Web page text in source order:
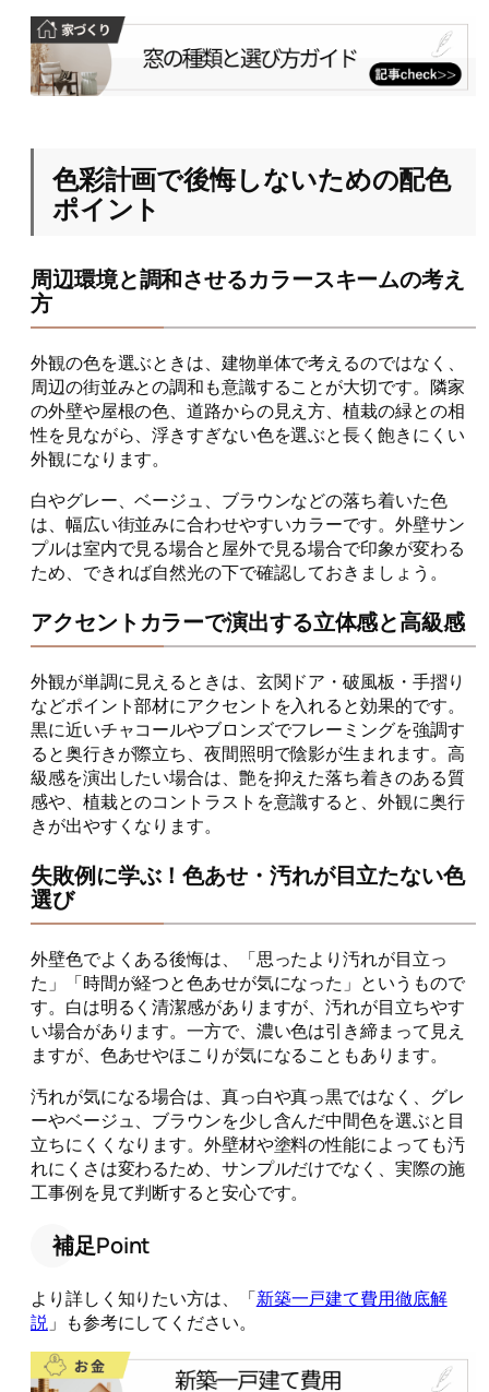
色彩計画で後悔しないための配色
ポイント
周辺環境と調和させるカラースキームの考え
方
外観の色を選ぶときは、建物単体で考えるのではなく、
周辺の街並みとの調和も意識することが大切です。隣家
の外壁や屋根の色、道路からの見え方、植栽の緑との相
性を見ながら、浮きすぎない色を選ぶと長く飽きにくい
外観になります。
白やグレー、ベージュ、ブラウンなどの落ち着いた色
は、幅広い街並みに合わせやすいカラーです。外壁サン
プルは室内で見る場合と屋外で見る場合で印象が変わる
ため、できれば自然光の下で確認しておきましょう。
アクセントカラーで演出する立体感と高級感
外観が単調に見えるときは、玄関ドア・破風板・手摺り
などポイント部材にアクセントを入れると効果的です。
黒に近いチャコールやブロンズでフレーミングを強調す
ると奥行きが際立ち、夜間照明で陰影が生まれます。高
級感を演出したい場合は、艶を抑えた落ち着きのある質
感や、植栽とのコントラストを意識すると、外観に奥行
きが出やすくなります。
失敗例に学ぶ！色あせ・汚れが目立たない色
選び
外壁色でよくある後悔は、「思ったより汚れが目立っ
た」「時間が経つと色あせが気になった」というもので
す。白は明るく清潔感がありますが、汚れが目立ちやす
い場合があります。一方で、濃い色は引き締まって見え
ますが、色あせやほこりが気になることもあります。
汚れが気になる場合は、真っ白や真っ黒ではなく、グレ
ーやベージュ、ブラウンを少し含んだ中間色を選ぶと目
立ちにくくなります。外壁材や塗料の性能によっても汚
れにくさは変わるため、サンプルだけでなく、実際の施
工事例を見て判断すると安心です。
補足Point
より詳しく知りたい方は、「新築一戸建て費用徹底解
説」も参考にしてください。